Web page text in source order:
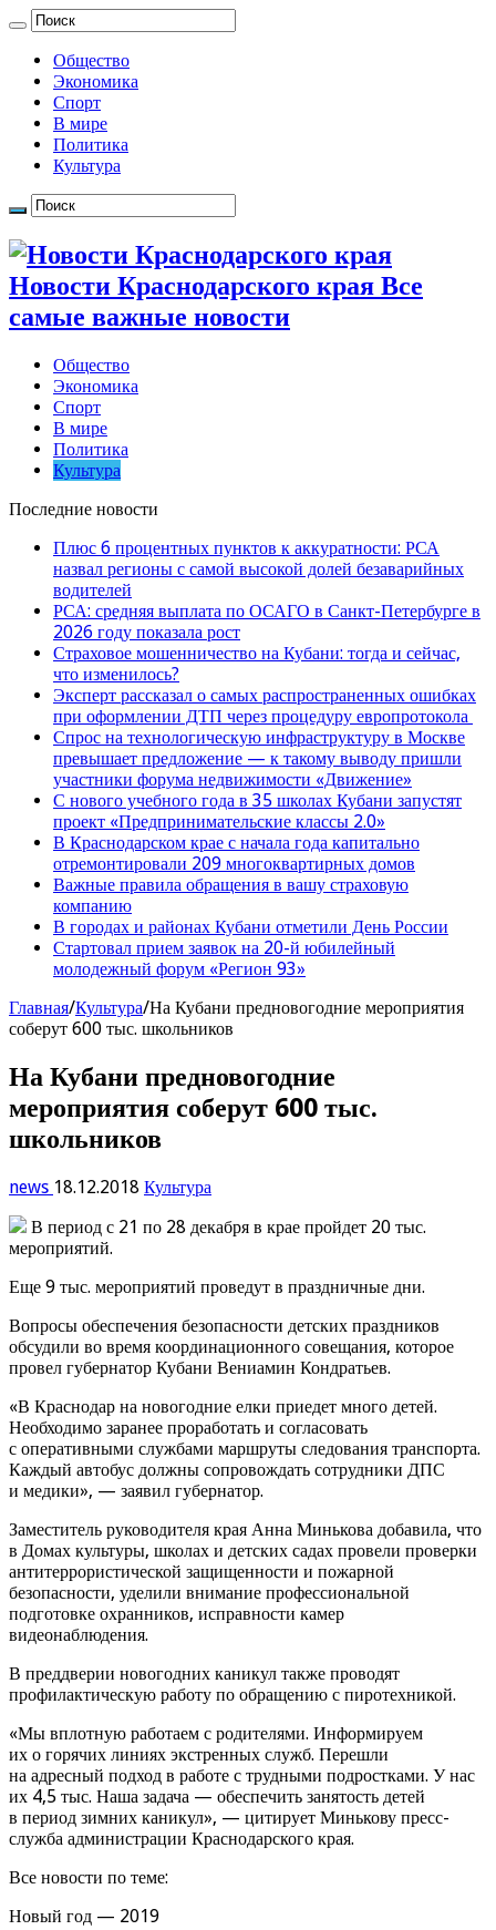
Общество
Экономика
Спорт
В мире
Политика
Культура
Новости Краснодарского края Все
самые важные новости
Общество
Экономика
Спорт
В мире
Политика
Культура
Последние новости
Плюс 6 процентных пунктов к аккуратности: РСА
назвал регионы с самой высокой долей безаварийных
водителей
РСА: средняя выплата по ОСАГО в Санкт-Петербурге в
2026 году показала рост
Страховое мошенничество на Кубани: тогда и сейчас,
что изменилось?
Эксперт рассказал о самых распространенных ошибках
при оформлении ДТП через процедуру европротокола
Спрос на технологическую инфраструктуру в Москве
превышает предложение — к такому выводу пришли
участники форума недвижимости «Движение»
С нового учебного года в 35 школах Кубани запустят
проект «Предпринимательские классы 2.0»
В Краснодарском крае с начала года капитально
отремонтировали 209 многоквартирных домов
Важные правила обращения в вашу страховую
компанию
В городах и районах Кубани отметили День России
Стартовал прием заявок на 20-й юбилейный
молодежный форум «Регион 93»
Главная/Культура/На Кубани предновогодние мероприятия
соберут 600 тыс. школьников
На Кубани предновогодние
мероприятия соберут 600 тыс.
школьников
news 18.12.2018 Культура
В период с 21 по 28 декабря в крае пройдет 20 тыс.
мероприятий.
Еще 9 тыс. мероприятий проведут в праздничные дни.
Вопросы обеспечения безопасности детских праздников
обсудили во время координационного совещания, которое
провел губернатор Кубани Вениамин Кондратьев.
«В Краснодар на новогодние елки приедет много детей.
Необходимо заранее проработать и согласовать
с оперативными службами маршруты следования транспорта.
Каждый автобус должны сопровождать сотрудники ДПС
и медики», — заявил губернатор.
Заместитель руководителя края Анна Минькова добавила, что
в Домах культуры, школах и детских садах провели проверки
антитеррористической защищенности и пожарной
безопасности, уделили внимание профессиональной
подготовке охранников, исправности камер
видеонаблюдения.
В преддверии новогодних каникул также проводят
профилактическую работу по обращению с пиротехникой.
«Мы вплотную работаем с родителями. Информируем
их о горячих линиях экстренных служб. Перешли
на адресный подход в работе с трудными подростками. У нас
их 4,5 тыс. Наша задача — обеспечить занятость детей
в период зимних каникул», — цитирует Минькову пресс-
служба администрации Краснодарского края.
Все новости по теме:
Новый год — 2019